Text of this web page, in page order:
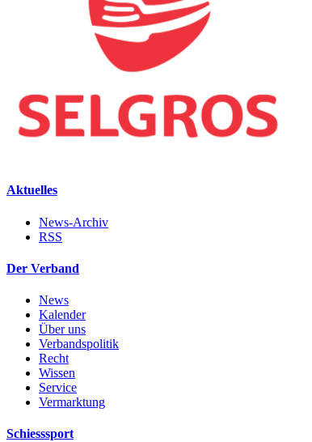
Aktuelles
News-Archiv
RSS
Der Verband
News
Kalender
Über uns
Verbandspolitik
Recht
Wissen
Service
Vermarktung
Schiesssport